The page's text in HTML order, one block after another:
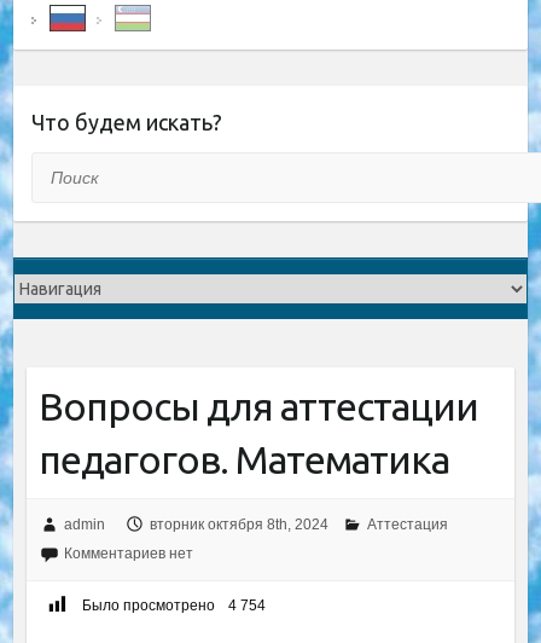
Что будем искать?
Вопросы для аттестации
педагогов. Математика
admin вторник октября 8th, 2024
Аттестация
Комментариев нет
Было просмотрено 4 754